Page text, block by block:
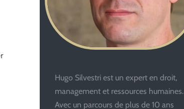
Hugo Silvestri est un expert en droit,
management et ressources humaines.
Avec un parcours de plus de 10 ans